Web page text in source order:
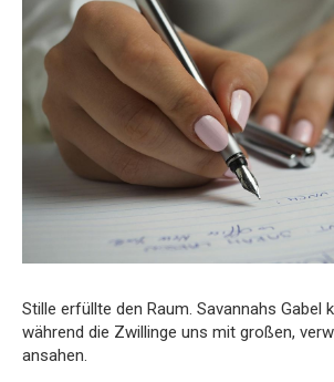
Stille erfüllte den Raum. Savannahs Gabel
während die Zwillinge uns mit großen,
ansahen.